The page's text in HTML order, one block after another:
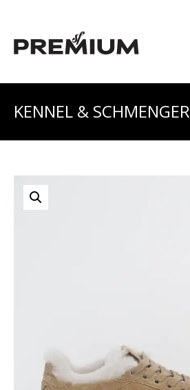
KENNEL & SCHMENGER